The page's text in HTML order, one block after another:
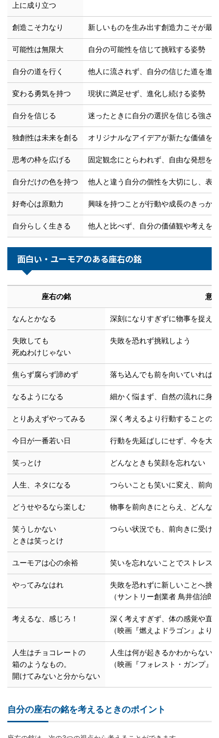
上に成り立つ
創造こそ力なり 新しいものを生み出す創造力こそが最
可能性は無限大 自分の可能性を信じて挑戦する姿勢
自分の道を行く 他人に流されず、自分の信じた道を進
変わる勇気を持つ 現状に満足せず、進化し続ける姿勢
自分を信じる 迷ったときに自分の選択を信じる強さ
独創性は未来を創る オリジナルなアイデアが新たな価値を
思考の枠を広げる 固定観念にとらわれず、自由な発想を
自分だけの色を持つ 他人と違う自分の個性を大切にし、表
好奇心は原動力 興味を持つことが行動や成長のきっか
自分らしく生きる 他人と比べず、自分の価値観や考えを
面白い・ユーモアのある座右の銘
座右の銘 意
なんとかなる 深刻になりすぎずに物事を捉え
失敗しても
死ぬわけじゃない
失敗を恐れず挑戦しよう
焦らず腐らず諦めず 落ち込んでも前を向いていれば
なるようになる 細かく悩まず、自然の流れに身
とりあえずやってみる 深く考えるより行動することの
今日が一番若い日 行動を先延ばしにせず、今を大
笑っとけ どんなときも笑顔を忘れない
人生、ネタになる つらいことも笑いに変え、前向
どうせやるなら楽しむ 物事を前向きにとらえ、どんな
笑うしかない
ときは笑っとけ
つらい状況でも、前向きに受け
ユーモアは心の余裕 笑いを忘れないことでストレス
やってみなはれ
失敗を恐れずに新しいことへ挑
（サントリー創業者 鳥井信治郎
考えるな、感じろ！
深く考えすぎず、体の感覚や直
（映画『燃えよドラゴン』より
人生はチョコレートの
箱のようなもの。
開けてみないと分からない
人生は何が起きるかわからない
（映画『フォレスト・ガンプ』
自分の座右の銘を考えるときのポイント